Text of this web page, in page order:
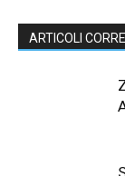
ARTICOLI